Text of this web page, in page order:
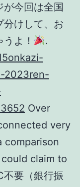
今回は全国
分けして、お
よ！
.
2023ren-
Over
very
comparison
claim to
要（銀行振